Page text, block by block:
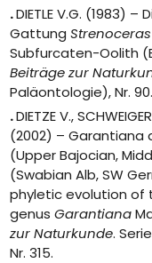
.DIETLE V.G. (1983)
GattungStrenoceras
Subfurcaten-Oolith
Beiträge zur
Paläontologie), Nr. 90.
.DIETZE V.,
(2002) – Garantiana
(Upper Bajocian,
(Swabian Alb, SW
phyletic evolution of
genusGarantiana
zur Naturkunde.
Nr. 315.